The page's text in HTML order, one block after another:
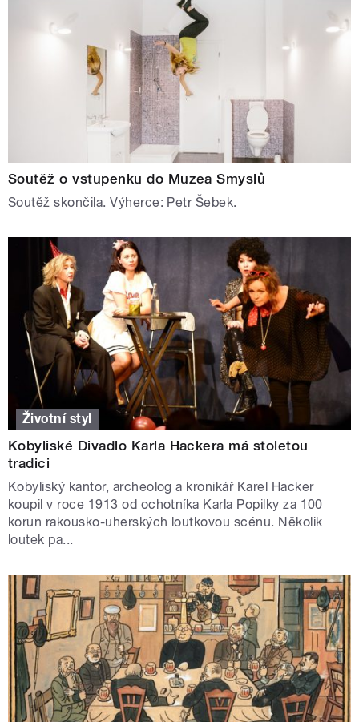
Soutěž o vstupenku do Muzea Smyslů
Soutěž skončila. Výherce: Petr Šebek.
Životní styl
Kobyliské Divadlo Karla Hackera má stoletou
tradici
Kobyliský kantor, archeolog a kronikář Karel Hacker
koupil v roce 1913 od ochotníka Karla Popilky za 100
korun rakousko-uherských loutkovou scénu. Několik
loutek pa...